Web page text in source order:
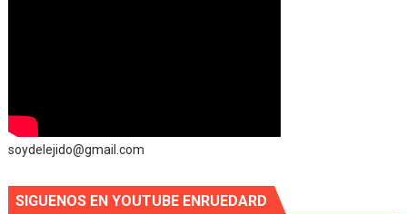
soydelejido@gmail.com
SIGUENOS EN YOUTUBE ENRUEDARD